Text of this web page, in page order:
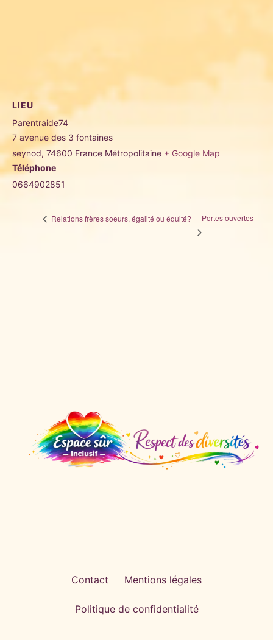
LIEU
Parentraide74
7 avenue des 3 fontaines
seynod, 74600 France Métropolitaine + Google Map
Téléphone
0664902851
Relations frères soeurs, égalité ou équité? Portes ouvertes
Contact Mentions légales
Politique de confidentialité